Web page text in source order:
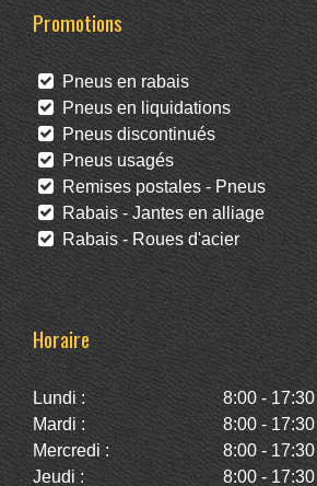
Promotions
Pneus en rabais
Pneus en liquidations
Pneus discontinués
Pneus usagés
Remises postales - Pneus
Rabais - Jantes en alliage
Rabais - Roues d'acier
Horaire
Lundi :
8:00 - 17:30
Mardi :
8:00 - 17:30
Mercredi :
8:00 - 17:30
Jeudi :
8:00 - 17:30